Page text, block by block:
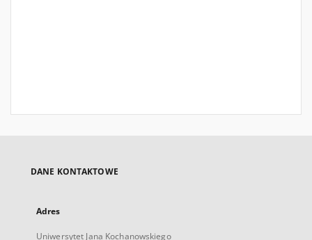
DANE KONTAKTOWE
Adres
Uniwersytet Jana Kochanowskiego